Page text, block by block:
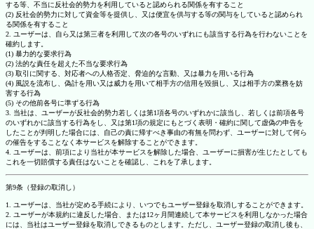
する等、不当に反社会的勢力を利用していると認められる関係を有すること
(2) 反社会的勢力に対して資金等を提供し、又は便宜を供与する等の関与をしていると認められ
る関係を有すること
2. ユーザーは、自ら又は第三者を利用して次の各号のいずれにも該当する行為を行わないことを
確約します。
(1) 暴力的な要求行為
(2) 法的な責任を超えた不当な要求行為
(3) 取引に関する、対応者への人格否定、脅迫的な言動、又は暴力を用いる行為
(4) 風説を流布し、偽計を用い又は威力を用いて相手方の信用を毀損し、又は相手方の業務を妨
害する行為
(5) その他前各号に準ずる行為
3. 当社は、ユーザーが反社会的勢力若しくは第1項各号のいずれかに該当し、若しくは前項各号
のいずれかに該当する行為をし、又は第1項の規定にもとづく表明・確約に関して虚偽の申告を
したことが判明した場合には、自己の責に帰すべき事由の有無を問わず、ユーザーに対して何ら
の催告をすることなく本サービスを解除することができます。
4. ユーザーは、前項により当社が本サービスを解除した場合、ユーザーに損害が生じたとしても
これを一切賠償する責任はないことを確認し、これを了承します。
第9条（登録の取消し）
1. ユーザーは、当社が定める手続により、いつでもユーザー登録を取消しすることができます。
2. ユーザーが本規約に違反した場合、または12ヶ月間連続して本サービスを利用しなかった場合
には、当社はユーザー登録を取消しできるものとします。ただし、ユーザー登録の取消し後も、